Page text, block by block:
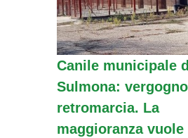
Canile municipale
Sulmona:
retromarcia. La
maggioranza vuole